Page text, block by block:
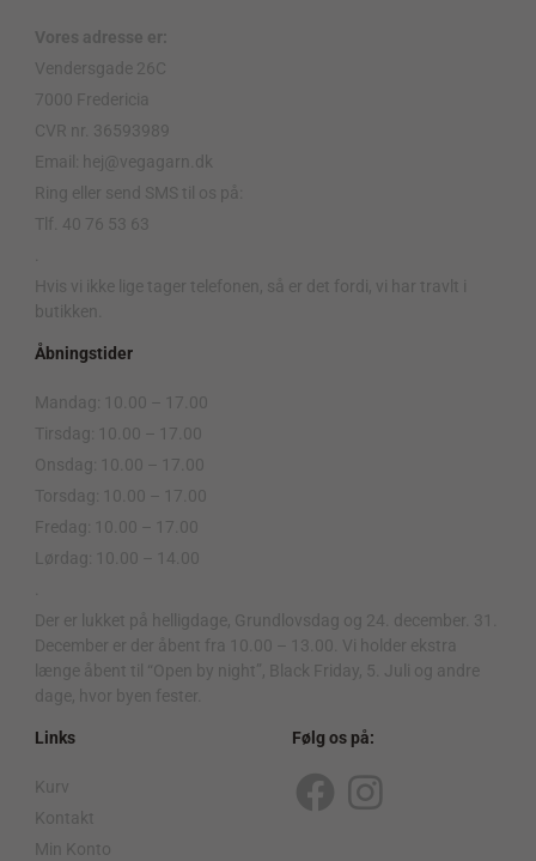
Vores adresse er:
Vendersgade 26C
7000 Fredericia
CVR nr. 36593989
Email: hej@vegagarn.dk
Ring eller send SMS til os på:
Tlf. 40 76 53 63
Hvis vi ikke lige tager telefonen, så er det fordi, vi har travlt i
butikken.
Åbningstider
Mandag: 10.00 – 17.00
Tirsdag: 10.00 – 17.00
Onsdag: 10.00 – 17.00
Torsdag: 10.00 – 17.00
Fredag: 10.00 – 17.00
Lørdag: 10.00 – 14.00
Der er lukket på helligdage, Grundlovsdag og 24. december. 31.
December er der åbent fra 10.00 – 13.00. Vi holder ekstra
længe åbent til “Open by night”, Black Friday, 5. Juli og andre
dage, hvor byen fester.
Links
Kurv
Kontakt
Min Konto
Følg os på:
F
I